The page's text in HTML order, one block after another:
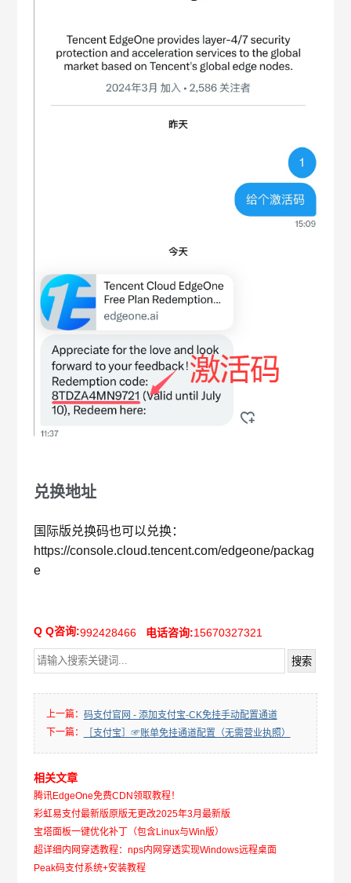
兑换地址
国际版兑换码也可以兑换：
https://console.cloud.tencent.com/edgeone/packag
e
Q Q咨询:992428466 电话咨询:15670327321
上一篇： 码支付官网 - 添加支付宝-CK免挂手动配置通道
下一篇：
［支付宝］☞账单免挂通道配置（无需营业执照）
相关文章
腾讯EdgeOne免费CDN领取教程！
彩虹易支付最新版原版无更改2025年3月最新版
宝塔面板一键优化补丁（包含Linux与Win版）
超详细内网穿透教程：nps内网穿透实现Windows远程桌面
Peak码支付系统+安装教程